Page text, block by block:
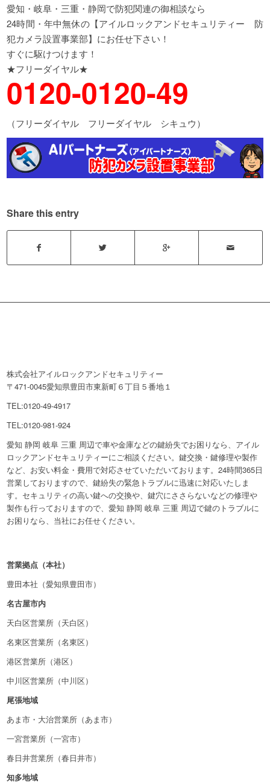
愛知・岐阜・三重・静岡で防犯関連の御相談なら
24時間・年中無休の【アイルロックアンドセキュリティー 防
犯カメラ設置事業部】にお任せ下さい！
すぐに駆けつけます！
★フリーダイヤル★
0120-0120-49
（フリーダイヤル フリーダイヤル シキュウ）
Share this entry
株式会社アイルロックアンドセキュリティー
〒471-0045愛知県豊田市東新町６丁目５番地１
TEL:0120-49-4917
TEL:0120-981-924
愛知 静岡 岐阜 三重 周辺で車や金庫などの鍵紛失でお困りなら、アイル
ロックアンドセキュリティーにご相談ください。鍵交換・鍵修理や製作
など、お安い料金・費用で対応させていただいております。24時間365日
営業しておりますので、鍵紛失の緊急トラブルに迅速に対応いたしま
す。セキュリティの高い鍵への交換や、鍵穴にささらないなどの修理や
製作も行っておりますので、愛知 静岡 岐阜 三重 周辺で鍵のトラブルに
お困りなら、当社にお任せください。
営業拠点（本社）
豊田本社（愛知県豊田市）
名古屋市内
天白区営業所（天白区）
名東区営業所（名東区）
港区営業所（港区）
中川区営業所（中川区）
尾張地域
あま市・大治営業所（あま市）
一宮営業所（一宮市）
春日井営業所（春日井市）
知多地域